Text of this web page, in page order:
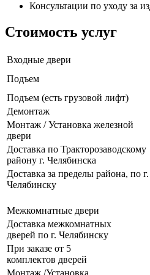
Консультации по уходу за
Стоимость услуг
Входные двери
Подъем
Подъем (есть грузовой лифт)
Демонтаж
Монтаж / Установка железной
двери
Доставка по Тракторозаводскому
району г. Челябинска
Доставка за пределы района, по г.
Челябинску
Межкомнатные двери
Доставка межкомнатных
дверей по г. Челябинску
При заказе от 5
комплектов дверей
Монтаж /Установка